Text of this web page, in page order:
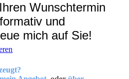
Wunschtermin
und
mich auf Sie!
?